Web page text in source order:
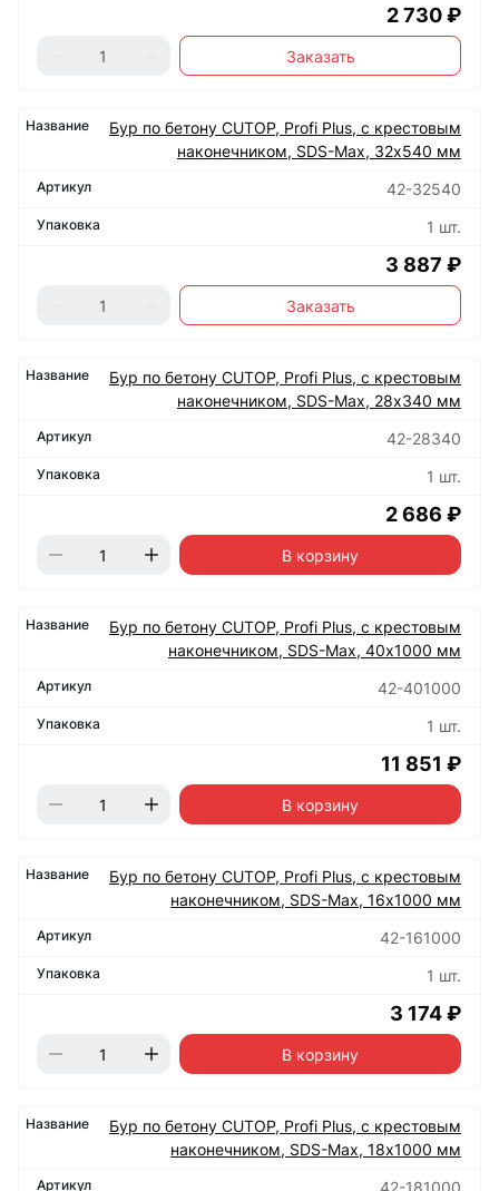
2 730 ₽
Заказать
Бур по бетону CUTOP, Profi Plus, с крестовым
наконечником, SDS-Max, 32х540 мм
42-32540
1 шт.
3 887 ₽
Заказать
Бур по бетону CUTOP, Profi Plus, с крестовым
наконечником, SDS-Max, 28х340 мм
42-28340
1 шт.
2 686 ₽
В корзину
Бур по бетону CUTOP, Profi Plus, с крестовым
наконечником, SDS-Max, 40х1000 мм
42-401000
1 шт.
11 851 ₽
В корзину
Бур по бетону CUTOP, Profi Plus, с крестовым
наконечником, SDS-Max, 16х1000 мм
42-161000
1 шт.
3 174 ₽
В корзину
Бур по бетону CUTOP, Profi Plus, с крестовым
наконечником, SDS-Max, 18х1000 мм